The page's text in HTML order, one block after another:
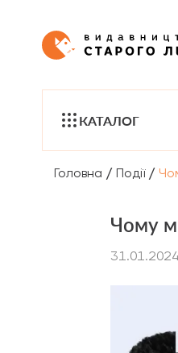
КАТАЛОГ
Головна / Події /
Чому